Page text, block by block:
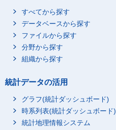
すべてから探す
データベースから探す
ファイルから探す
分野から探す
組織から探す
統計データの活用
グラフ(統計ダッシュボード)
時系列表(統計ダッシュボード)
統計地理情報システム